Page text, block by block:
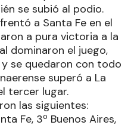
se subió al podio.
a Santa Fe en el
a pura victoria a la
dominaron el juego,
se quedaron con todo
superó a La
tercer lugar.
las siguientes:
Fe, 3º Buenos Aires,